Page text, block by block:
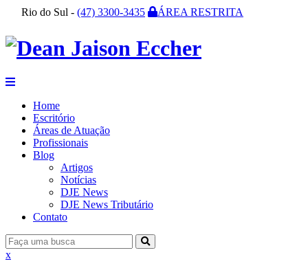
Rio do Sul - (47) 3300-3435 ÁREA RESTRITA
Home
Escritório
Áreas de Atuação
Profissionais
Blog
Artigos
Notícias
DJE News
DJE News Tributário
Contato
x